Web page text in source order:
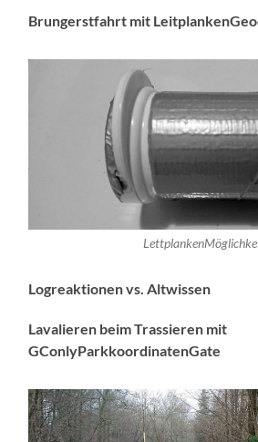
Brungerstfahrt mit
Logreaktionen vs. Altwissen
Lavalieren beim Trassieren mit
GConlyParkkoordinatenGate